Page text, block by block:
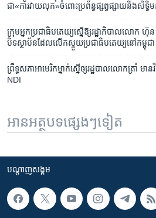
ជា​«ការ​វាយ​លុក‍»​ចំពោះប្រព័ន្ធ​ផ្សព្វផ្សាយ​និង​សិទ្ធិ​
ក្រុម​អ្នក​ប្រជា​ធិបតេយ្យ​ស្នើ​ឱ្យ​រដ្ឋាភិបាល​លោក​
បិទ​ស្ថាប័ន​ដែល​លើកស្ទួយ​ប្រជា​ធិបតេយ្យ​នៅ​កម្ពុជា
ព្រឹទ្ធសភាអាមេរិកម្នាក់ស្នើឲ្យរដ្ឋបាលលោកត្រាំ មា
NDI
អានអត្ថបទផ្សេងៗទៀត
បណ្តាញ​សង្គម